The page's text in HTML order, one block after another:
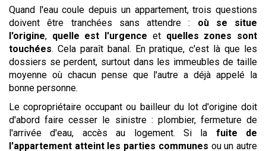
Quand l'eau coule depuis un appartement, trois questions
doivent être tranchées sans attendre : où se situe
l'origine, quelle est l'urgence et quelles zones sont
touchées. Cela paraît banal. En pratique, c'est là que les
dossiers se perdent, surtout dans les immeubles de taille
moyenne où chacun pense que l'autre a déjà appelé la
bonne personne.
Le copropriétaire occupant ou bailleur du lot d'origine doit
d'abord faire cesser le sinistre : plombier, fermeture de
l'arrivée d'eau, accès au logement. Si la fuite de
l'appartement atteint les parties communes ou un autre